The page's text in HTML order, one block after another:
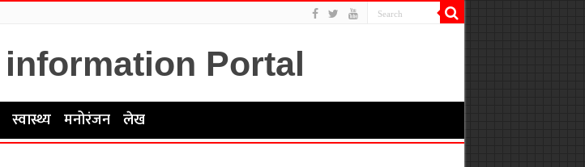
स्वास्थ्य मनोरंजन लेख